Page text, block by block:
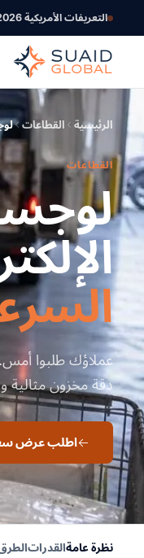
التعريفات الأمريكية 2026: ما يجب على المستوردين الاستعداد له الآن
الرئيسية القطاعات
القطاعات
دقة مخزون
اطلب عرض
نظرة عامةالقدرات